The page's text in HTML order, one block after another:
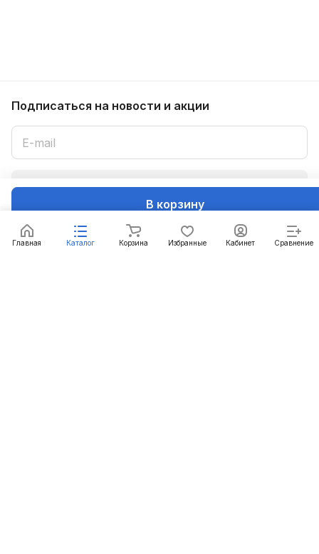
В корзину
Главная Каталог Корзина Избранные Кабинет Сравнение
Подписаться на новости и акции
Подписаться
Интернет-магазин